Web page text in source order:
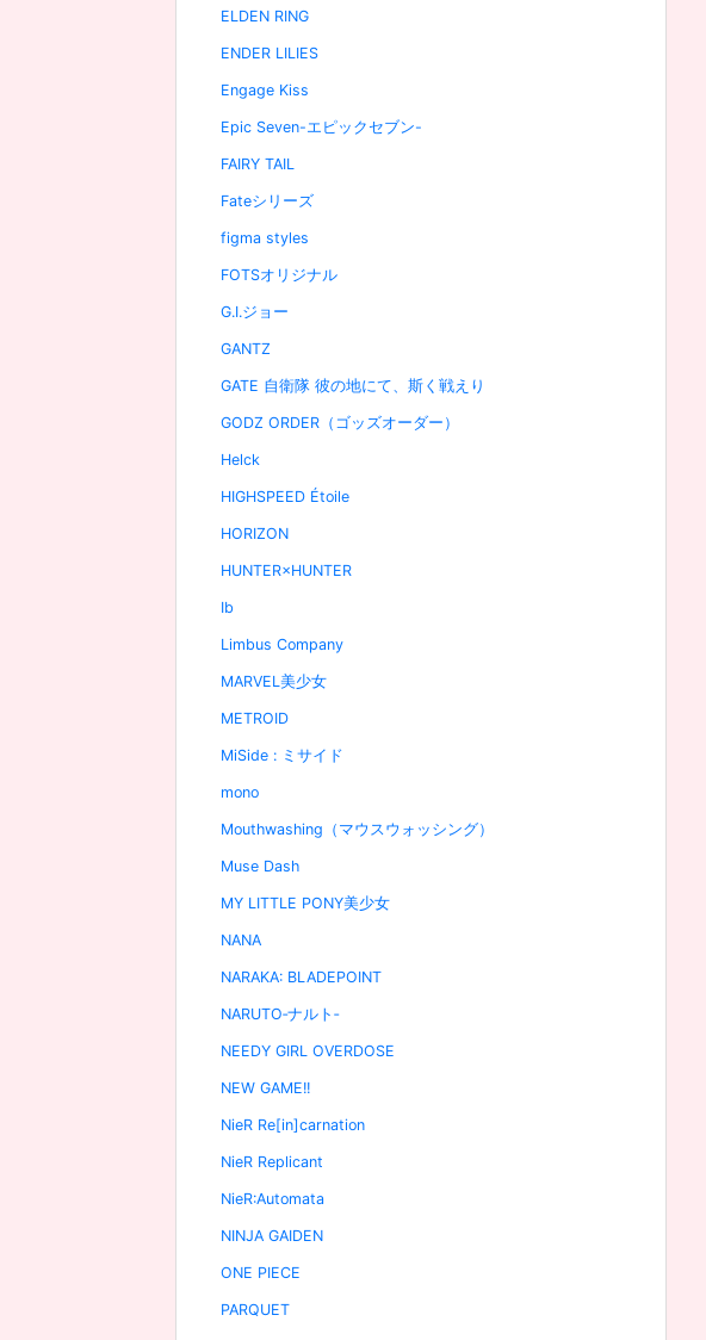
ELDEN RING
ENDER LILIES
Engage Kiss
Epic Seven-エピックセブン-
FAIRY TAIL
Fateシリーズ
figma styles
FOTSオリジナル
G.I.ジョー
GANTZ
GATE 自衛隊 彼の地にて、斯く戦えり
GODZ ORDER（ゴッズオーダー）
Helck
HIGHSPEED Étoile
HORIZON
HUNTER×HUNTER
Ib
Limbus Company
MARVEL美少女
METROID
MiSide : ミサイド
mono
Mouthwashing（マウスウォッシング）
Muse Dash
MY LITTLE PONY美少女
NANA
NARAKA: BLADEPOINT
NARUTO‐ナルト‐
NEEDY GIRL OVERDOSE
NEW GAME!!
NieR Re[in]carnation
NieR Replicant
NieR:Automata
NINJA GAIDEN
ONE PIECE
PARQUET